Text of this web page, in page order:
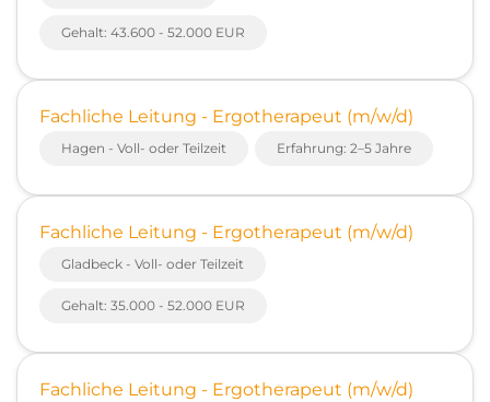
Gehalt: 43.600 - 52.000 EUR
Fachliche Leitung - Ergotherapeut (m/w/d)
Hagen - Voll- oder Teilzeit Erfahrung: 2–5 Jahre
Fachliche Leitung - Ergotherapeut (m/w/d)
Gladbeck - Voll- oder Teilzeit
Gehalt: 35.000 - 52.000 EUR
Fachliche Leitung - Ergotherapeut (m/w/d)